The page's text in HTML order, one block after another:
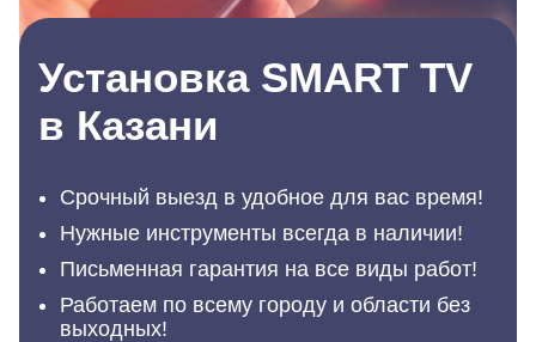
Установка SMART TV
в Казани
Срочный выезд в удобное для вас время!
Нужные инструменты всегда в наличии!
Письменная гарантия на все виды работ!
Работаем по всему городу и области без
выходных!